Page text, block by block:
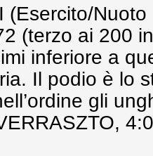
(Esercito/
(terzo ai 200
inferiore a
Il podio è lo
gli